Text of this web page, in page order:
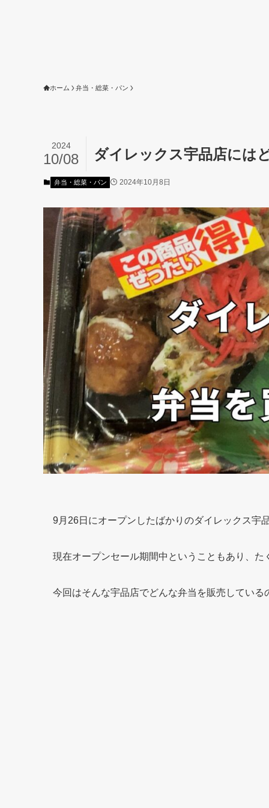
ホーム 弁当・総菜・パン
ダイレックス宇品店には
2024
10/08
弁当・総菜・パン 2024年10月8日
9月26日にオープンしたばかりのダイレックス宇
現在オープンセール期間中ということもあり、
今回はそんな宇品店でどんな弁当を販売してい